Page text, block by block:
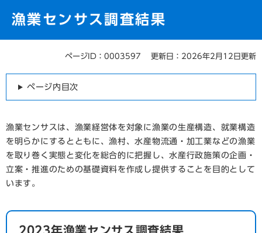
漁業センサス調査結果
ページID：0003597 更新日：2026年2月12日更新
ページ内目次
漁業センサスは、漁業経営体を対象に漁業の生産構造、就業構造
を明らかにするとともに、漁村、水産物流通・加工業などの漁業
を取り巻く実態と変化を総合的に把握し、水産行政施策の企画・
立案・推進のための基礎資料を作成し提供することを目的として
います。
2023年漁業センサス調査結果